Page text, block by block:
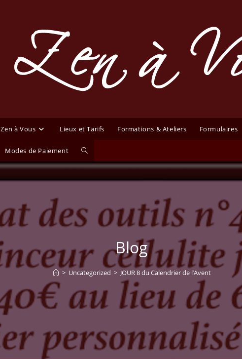
Zen à Vous Lieux et Tarifs Formations & Ateliers Formulaires
Modes de Paiement Toggle
Blog
> Uncategorized > JOUR 8 du Calendrier de l’Avent